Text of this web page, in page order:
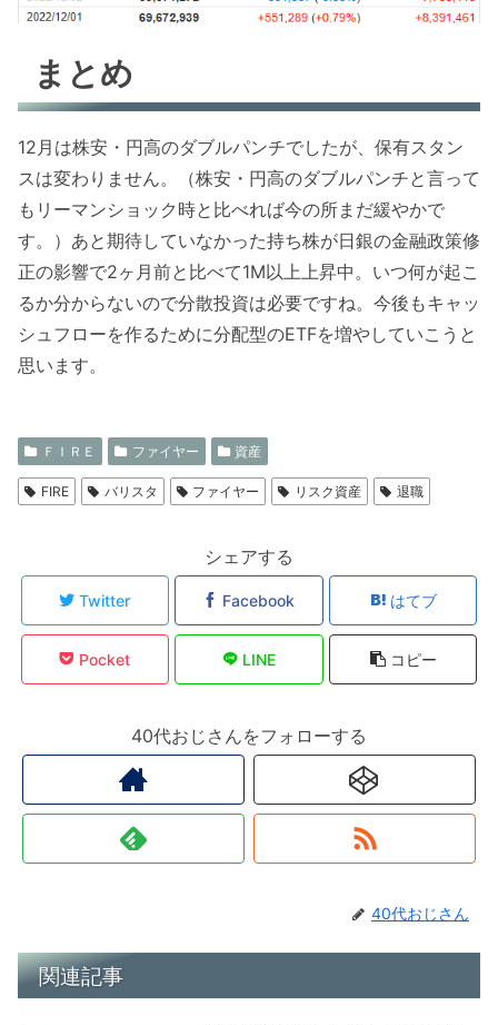
まとめ
12月は株安・円高のダブルパンチでしたが、保有スタン
スは変わりません。（株安・円高のダブルパンチと言って
もリーマンショック時と比べれば今の所まだ緩やかで
す。）あと期待していなかった持ち株が日銀の金融政策修
正の影響で2ヶ月前と比べて1M以上上昇中。いつ何が起こ
るか分からないので分散投資は必要ですね。今後もキャッ
シュフローを作るために分配型のETFを増やしていこうと
思います。
ＦＩＲＥ ファイヤー 資産
FIRE バリスタ ファイヤー リスク資産 退職
シェアする
Twitter Facebook はてブ
Pocket LINE コピー
40代おじさんをフォローする
40代おじさん
関連記事